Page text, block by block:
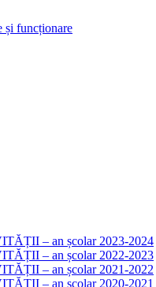
și funcționare
– an școlar 2023-2024
– an școlar 2022-2023
– an școlar 2021-2022
– an școlar 2020-2021